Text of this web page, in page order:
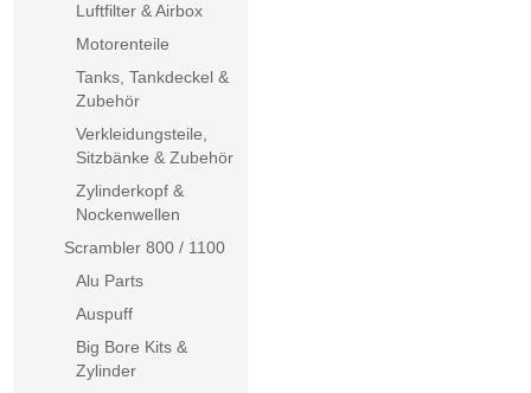
Luftfilter & Airbox
Motorenteile
Tanks, Tankdeckel &
Zubehör
Verkleidungsteile,
Sitzbänke & Zubehör
Zylinderkopf &
Nockenwellen
Scrambler 800 / 1100
Alu Parts
Auspuff
Big Bore Kits &
Zylinder